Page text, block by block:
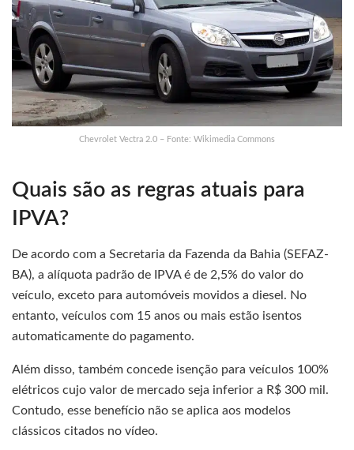
Chevrolet Vectra 2.0 – Fonte: Wikimedia Commons
Quais são as regras atuais para
IPVA?
De acordo com a Secretaria da Fazenda da Bahia (SEFAZ-
BA), a alíquota padrão de IPVA é de 2,5% do valor do
veículo, exceto para automóveis movidos a diesel. No
entanto, veículos com 15 anos ou mais estão isentos
automaticamente do pagamento.
Além disso, também concede isenção para veículos 100%
elétricos cujo valor de mercado seja inferior a R$ 300 mil.
Contudo, esse benefício não se aplica aos modelos
clássicos citados no vídeo.